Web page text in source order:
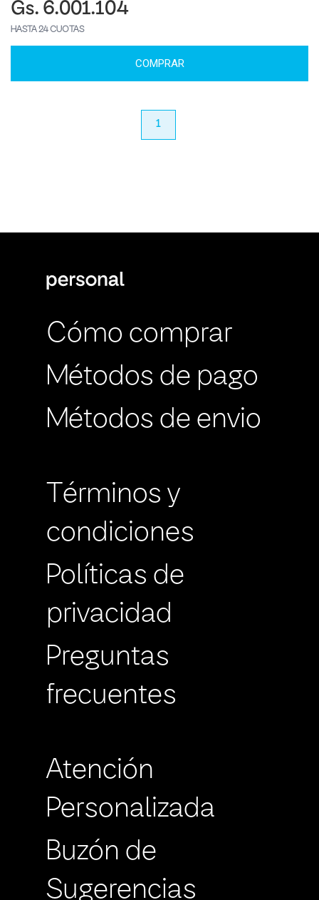
Gs. 6.001.104
HASTA 24 CUOTAS
COMPRAR
1
Cómo comprar
Métodos de pago
Métodos de envio
Términos y
condiciones
Políticas de
privacidad
Preguntas
frecuentes
Atención
Personalizada
Buzón de
Sugerencias